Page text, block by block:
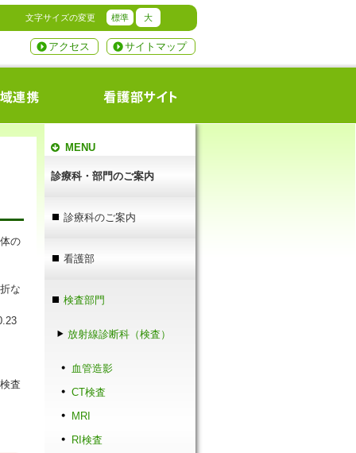
文字サイズの変更 標準 大
サイトマップ
アクセス
の
な
査
MENU
診療科・部門のご案内
診療科のご案内
看護部
検査部門
放射線診断科（検査）
血管造影
CT検査
MRI
RI検査